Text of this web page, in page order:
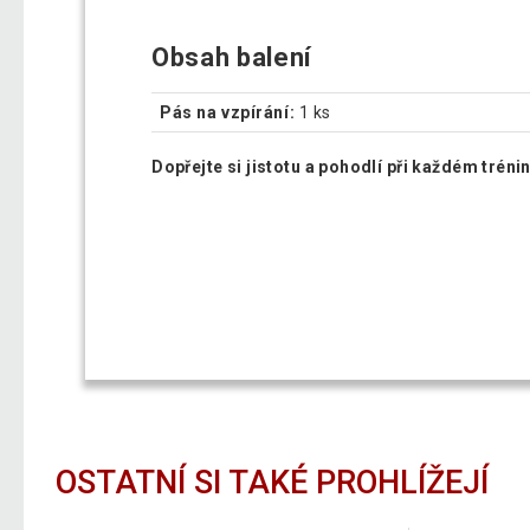
Obsah balení
Pás na vzpírání: 1 ks
Dopřejte si jistotu a pohodlí při každém
OSTATNÍ SI TAKÉ PROHLÍŽEJÍ